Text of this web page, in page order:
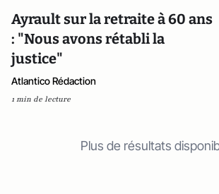
Ayrault sur la retraite à 60 ans
: "Nous avons rétabli la
justice"
Atlantico Rédaction
1 min de lecture
Plus de résultats